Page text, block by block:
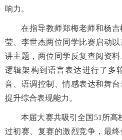
响力。
在指导教师郑梅老师和杨
莹、李世杰两位同学比赛启动
讲主题，两位同学反复查阅资料
逻辑架构到语言表达进行了多
音、语调控制、情感表达和舞
提升综合表现能力。
本届大赛共吸引全国51所高
过初赛、复赛的激烈竞争，最